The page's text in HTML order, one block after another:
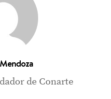
de Conarte